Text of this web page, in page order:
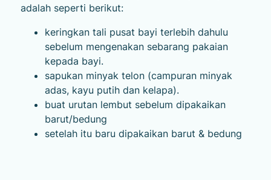
adalah seperti berikut:
keringkan tali pusat bayi terlebih dahulu
sebelum mengenakan sebarang pakaian
kepada bayi.
sapukan minyak telon (campuran minyak
adas, kayu putih dan kelapa).
buat urutan lembut sebelum dipakaikan
barut/bedung
setelah itu baru dipakaikan barut & bedung